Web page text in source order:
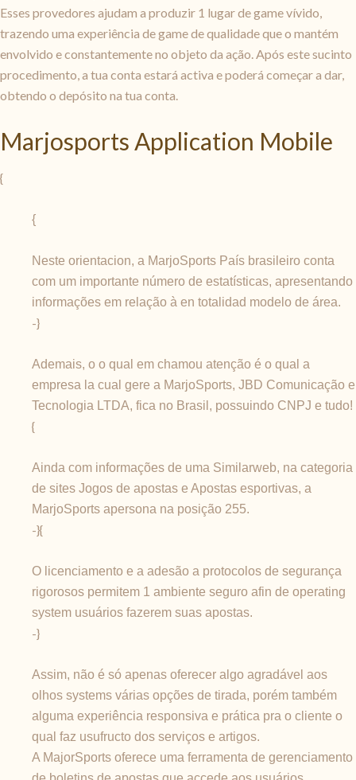
Esses provedores ajudam a produzir 1 lugar de game vívido,
trazendo uma experiência de game de qualidade que o mantém
envolvido e constantemente no objeto da ação. Após este sucinto
procedimento, a tua conta estará activa e poderá começar a dar,
obtendo o depósito na tua conta.
Marjosports Application Mobile
{
{
Neste orientacion, a MarjoSports País brasileiro conta
com um importante número de estatísticas, apresentando
informações em relação à en totalidad modelo de área.
-}
Ademais, o o qual em chamou atenção é o qual a
empresa la cual gere a MarjoSports, JBD Comunicação e
Tecnologia LTDA, fica no Brasil, possuindo CNPJ e tudo!
{
Ainda com informações de uma Similarweb, na categoria
de sites Jogos de apostas e Apostas esportivas, a
MarjoSports apersona na posição 255.
-}{
O licenciamento e a adesão a protocolos de segurança
rigorosos permitem 1 ambiente seguro afin de operating
system usuários fazerem suas apostas.
-}
Assim, não é só apenas oferecer algo agradável aos
olhos systems várias opções de tirada, porém também
alguma experiência responsiva e prática pra o cliente o
qual faz usufructo dos serviços e artigos.
A MajorSports oferece uma ferramenta de gerenciamento